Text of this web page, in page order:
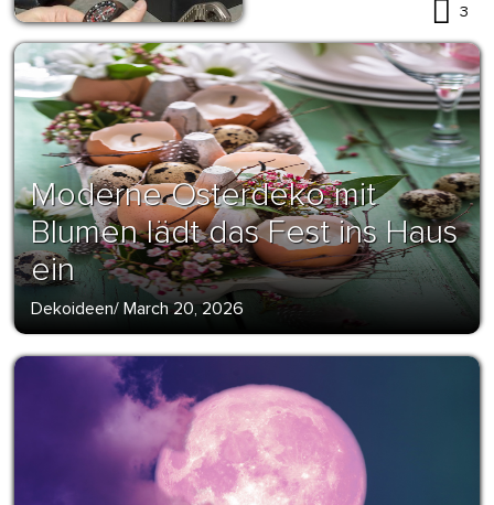
3
Moderne Osterdeko mit
Blumen lädt das Fest ins Haus
ein
Dekoideen/ March 20, 2026